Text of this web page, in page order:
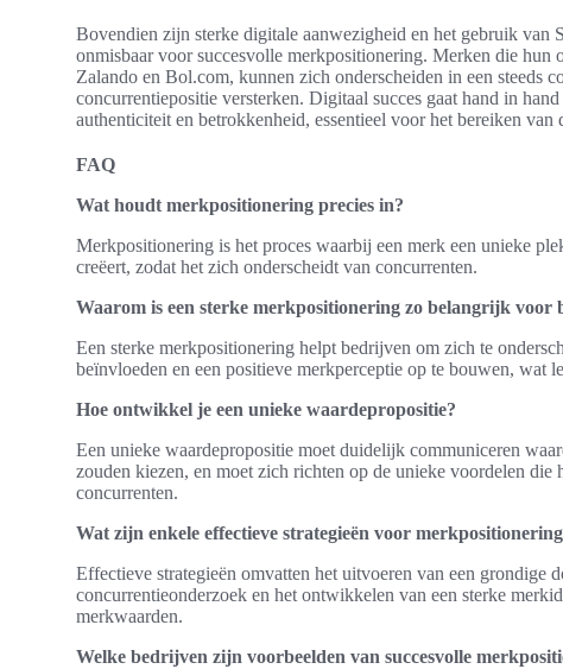
Bovendien zijn sterke digitale aanwezigheid en het gebruik van
onmisbaar voor succesvolle merkpositionering. Merken die hun
Zalando en Bol.com, kunnen zich onderscheiden in een steeds
concurrentiepositie versterken. Digitaal succes gaat hand in
authenticiteit en betrokkenheid, essentieel voor het bereiken van
FAQ
Wat houdt merkpositionering precies in?
Merkpositionering is het proces waarbij een merk een unieke
creëert, zodat het zich onderscheidt van concurrenten.
Waarom is een sterke merkpositionering zo belangrijk voor
Een sterke merkpositionering helpt bedrijven om zich te
beïnvloeden en een positieve merkperceptie op te bouwen, wat
Hoe ontwikkel je een unieke waardepropositie?
Een unieke waardepropositie moet duidelijk communiceren
zouden kiezen, en moet zich richten op de unieke voordelen die
concurrenten.
Wat zijn enkele effectieve strategieën voor
Effectieve strategieën omvatten het uitvoeren van een grondige
concurrentieonderzoek en het ontwikkelen van een sterke
merkwaarden.
Welke bedrijven zijn voorbeelden van succesvolle